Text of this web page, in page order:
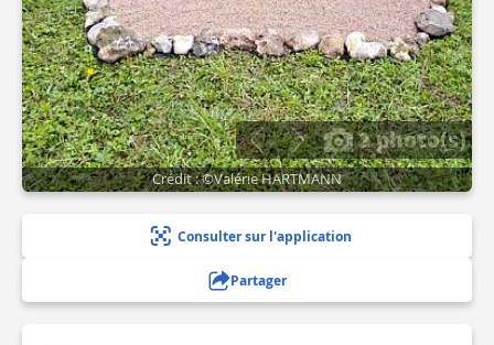
2 photo(s)
Crédit : ©Valérie HARTMANN
Consulter sur l'application
Partager